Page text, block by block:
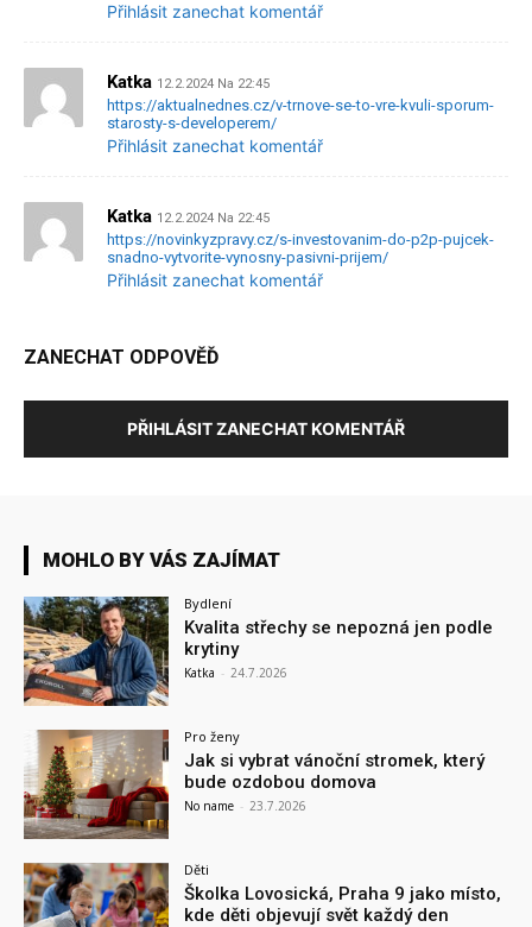
Přihlásit zanechat komentář
Katka 12.2.2024 Na 22:45
https://aktualnednes.cz/v-trnove-se-to-vre-kvuli-sporum-
starosty-s-developerem/
Přihlásit zanechat komentář
Katka 12.2.2024 Na 22:45
https://novinkyzpravy.cz/s-investovanim-do-p2p-pujcek-
snadno-vytvorite-vynosny-pasivni-prijem/
Přihlásit zanechat komentář
ZANECHAT ODPOVĚĎ
PŘIHLÁSIT ZANECHAT KOMENTÁŘ
MOHLO BY VÁS ZAJÍMAT
Bydlení
Kvalita střechy se nepozná jen podle
krytiny
Katka - 24.7.2026
Pro ženy
Jak si vybrat vánoční stromek, který
bude ozdobou domova
No name - 23.7.2026
Děti
Školka Lovosická, Praha 9 jako místo,
kde děti objevují svět každý den